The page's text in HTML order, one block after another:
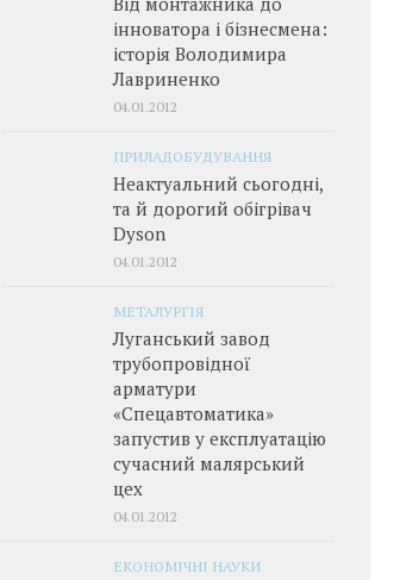
інноватора і бізнесмена:
історія Володимира
Лавриненко
04.01.2012
ПРИЛАДОБУДУВАННЯ
Неактуальний сьогодні,
та й дорогий обігрівач
Dyson
04.01.2012
МЕТАЛУРГІЯ
Луганський завод
трубопровідної
арматури
«Спецавтоматика»
запустив у експлуатацію
сучасний малярський
цех
04.01.2012
ЕКОНОМІЧНІ НАУКИ